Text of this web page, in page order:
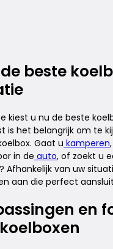
de beste
kiest u nu de beste
is het belangrijk om te
Gaat u kamperen
in de auto, of zoekt u
? Afhankelijk van uw
aan die perfect
en